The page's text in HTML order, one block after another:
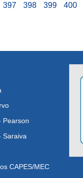
397 398 399 400
Pearson
Saraiva
CAPES/MEC